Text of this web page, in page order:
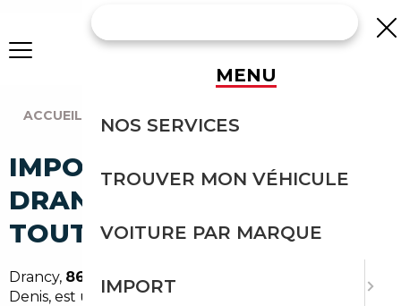
ACCUEIL AGENCE PARIS
IMPORT VOITURE À
DRANCY : IMPORTEZ EN
TOUTE SÉCURITÉ
Drancy, 86 000 habitants
Denis, est une ville dense, bien connectée à Paris, où
MENU
NOS SERVICES
TROUVER MON VÉHICULE
VOITURE PAR MARQUE
IMPORT